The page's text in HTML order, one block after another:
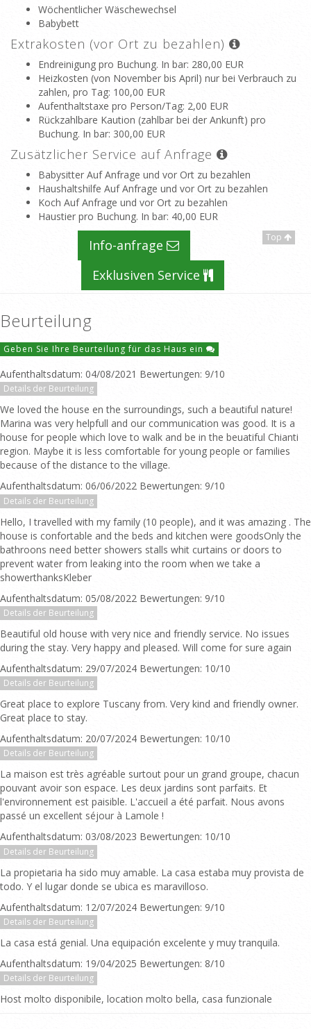
Wöchentlicher Wäschewechsel
Babybett
Extrakosten (vor Ort zu bezahlen)
Endreinigung pro Buchung. In bar: 280,00 EUR
Heizkosten (von November bis April) nur bei Verbrauch zu
zahlen, pro Tag: 100,00 EUR
Aufenthaltstaxe pro Person/Tag: 2,00 EUR
Rückzahlbare Kaution (zahlbar bei der Ankunft) pro
Buchung. In bar: 300,00 EUR
Zusätzlicher Service auf Anfrage
Babysitter Auf Anfrage und vor Ort zu bezahlen
Haushaltshilfe Auf Anfrage und vor Ort zu bezahlen
Koch Auf Anfrage und vor Ort zu bezahlen
Haustier pro Buchung. In bar: 40,00 EUR
Top
Info-anfrage
Exklusiven Service
Beurteilung
Geben Sie Ihre Beurteilung für das Haus ein
Aufenthaltsdatum: 04/08/2021 Bewertungen: 9/10
Details der Beurteilung
We loved the house en the surroundings, such a beautiful nature!
Marina was very helpfull and our communication was good. It is a
house for people which love to walk and be in the beuatiful Chianti
region. Maybe it is less comfortable for young people or families
because of the distance to the village.
Aufenthaltsdatum: 06/06/2022 Bewertungen: 9/10
Details der Beurteilung
Hello, I travelled with my family (10 people), and it was amazing . The
house is confortable and the beds and kitchen were goodsOnly the
bathroons need better showers stalls whit curtains or doors to
prevent water from leaking into the room when we take a
showerthanksKleber
Aufenthaltsdatum: 05/08/2022 Bewertungen: 9/10
Details der Beurteilung
Beautiful old house with very nice and friendly service. No issues
during the stay. Very happy and pleased. Will come for sure again
Aufenthaltsdatum: 29/07/2024 Bewertungen: 10/10
Details der Beurteilung
Great place to explore Tuscany from. Very kind and friendly owner.
Great place to stay.
Aufenthaltsdatum: 20/07/2024 Bewertungen: 10/10
Details der Beurteilung
La maison est très agréable surtout pour un grand groupe, chacun
pouvant avoir son espace. Les deux jardins sont parfaits. Et
l'environnement est paisible. L'accueil a été parfait. Nous avons
passé un excellent séjour à Lamole !
Aufenthaltsdatum: 03/08/2023 Bewertungen: 10/10
Details der Beurteilung
La propietaria ha sido muy amable. La casa estaba muy provista de
todo. Y el lugar donde se ubica es maravilloso.
Aufenthaltsdatum: 12/07/2024 Bewertungen: 9/10
Details der Beurteilung
La casa está genial. Una equipación excelente y muy tranquila.
Aufenthaltsdatum: 19/04/2025 Bewertungen: 8/10
Details der Beurteilung
Host molto disponibile, location molto bella, casa funzionale